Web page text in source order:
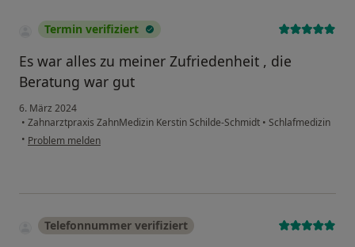
Termin verifiziert
Es war alles zu meiner Zufriedenheit , die
Beratung war gut
6. März 2024
• Zahnarztpraxis ZahnMedizin Kerstin Schilde-Schmidt • Schlafmedizin
• Problem melden
Telefonnummer verifiziert